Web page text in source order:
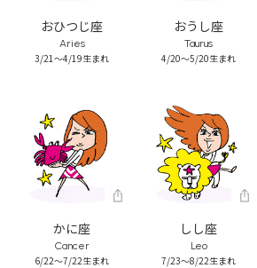
おひつじ座
Aries
3/21～4/19生まれ
おうし座
Taurus
4/20～5/20生まれ
かに座
Cancer
6/22～7/22生まれ
しし座
Leo
7/23～8/22生まれ